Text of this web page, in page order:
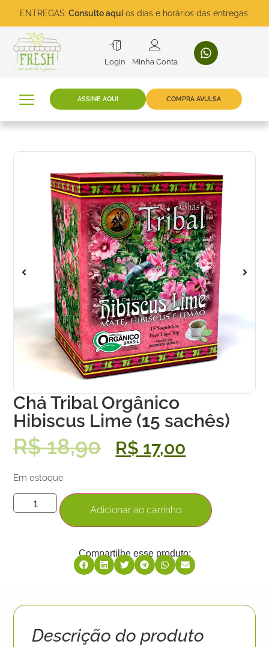
ENTREGAS: Consulte aquios dias e horários das entregas.
Login Minha Conta
ASSINE AQUI COMPRA AVULSA
Chá Tribal Orgânico
Hibiscus Lime (15 sachês)
R$18,90 R$ 17,00
Em estoque
Adicionar ao carrinho
Compartilhe esse produto:
Descrição do produto